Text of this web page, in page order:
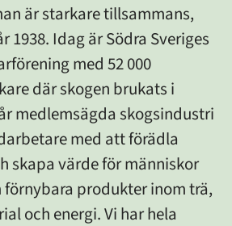
är starkare tillsammans,
1938. Idag är Södra Sveriges
med 52 000
där skogen brukats i
medlemsägda skogsindustri
med att förädla
skapa värde för människor
förnybara produkter inom trä,
och energi. Vi har hela